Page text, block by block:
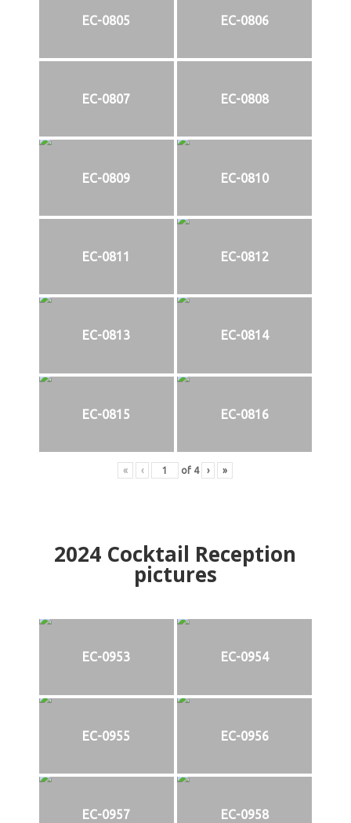
EC-0805 EC-0806
EC-0807 EC-0808
EC-0809 EC-0810
EC-0811 EC-0812
EC-0813 EC-0814
EC-0815 EC-0816
« ‹ of 4 › »
2024 Cocktail Reception
pictures
EC-0953 EC-0954
EC-0955 EC-0956
EC-0957 EC-0958